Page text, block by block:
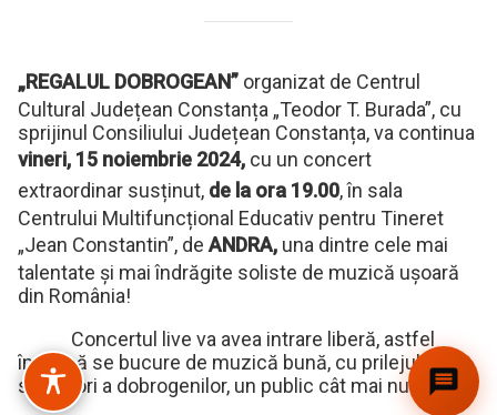
„REGALUL DOBROGEAN” organizat de Centrul
Cultural Județean Constanța „Teodor T. Burada”, cu
sprijinul Consiliului Județean Constanța, va continua
vineri, 15 noiembrie 2024, cu un concert
extraordinar susținut, de la ora 19.00, în sala
Centrului Multifuncțional Educativ pentru Tineret
„Jean Constantin”, de ANDRA, una dintre cele mai
talentate și mai îndrăgite soliste de muzică ușoară
din România!
Concertul live va avea intrare liberă, astfel
încât să se bucure de muzică bună, cu prilejul marii
sărbători a dobrogenilor, un public cât mai numeros!